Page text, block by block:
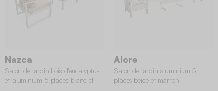
Nazca
Salon de jardin bois d'eucalyptus
et aluminium 5 places blanc et
Alore
Salon de jardin aluminium 5
places beige et marron